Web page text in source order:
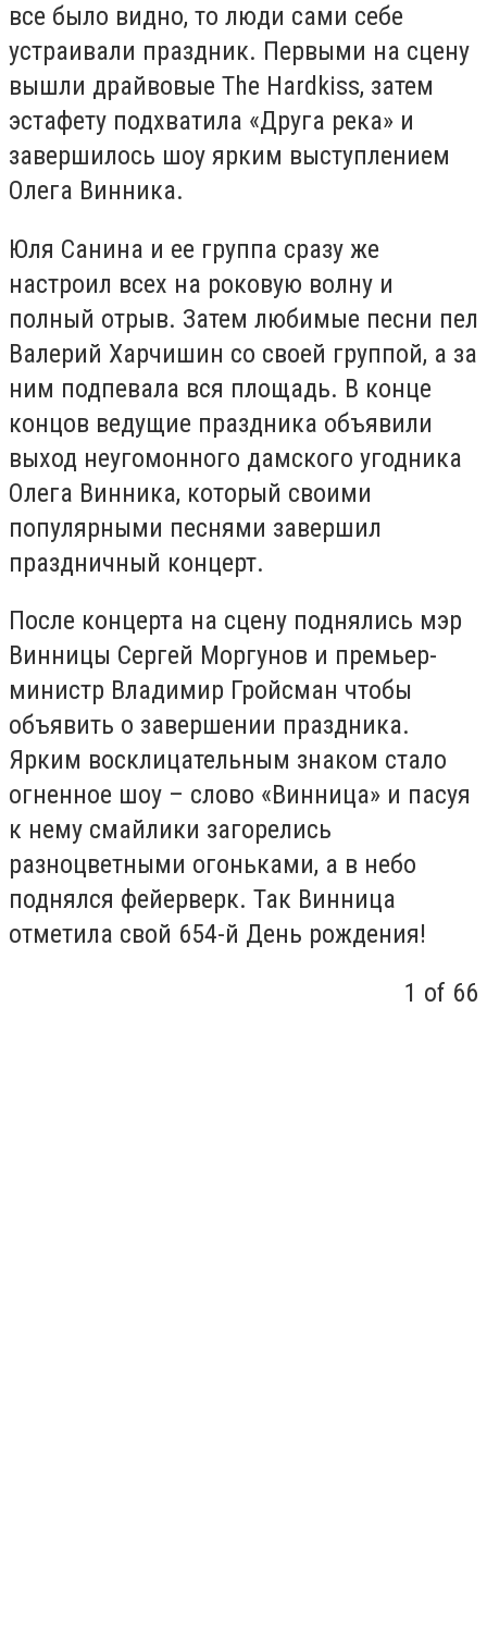
все было видно, то люди сами себе
устраивали праздник. Первыми на сцену
вышли драйвовые The Hardkiss, затем
эстафету подхватила «Друга река» и
завершилось шоу ярким выступлением
Олега Винника.
Юля Санина и ее группа сразу же
настроил всех на роковую волну и
полный отрыв. Затем любимые песни пел
Валерий Харчишин со своей группой, а за
ним подпевала вся площадь. В конце
концов ведущие праздника объявили
выход неугомонного дамского угодника
Олега Винника, который своими
популярными песнями завершил
праздничный концерт.
После концерта на сцену поднялись мэр
Винницы Сергей Моргунов и премьер-
министр Владимир Гройсман чтобы
объявить о завершении праздника.
Ярким восклицательным знаком стало
огненное шоу – слово «Винница» и пасуя
к нему смайлики загорелись
разноцветными огоньками, а в небо
поднялся фейерверк. Так Винница
отметила свой 654-й День рождения!
1 of 66